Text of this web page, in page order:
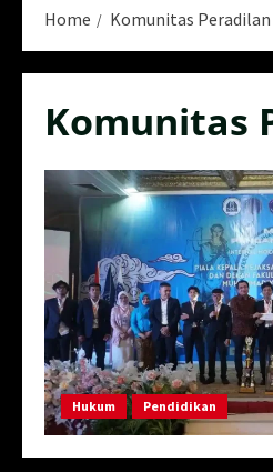
Home Komunitas Peradilan
Komunitas
Hukum Pendidikan